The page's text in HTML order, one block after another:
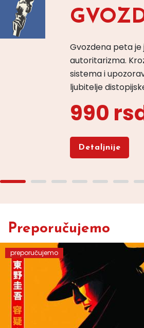
Gvozdena peta je
autoritarizma.
sistema i
ljubitelje
990
Detaljnije
Preporučujemo
preporučujemo